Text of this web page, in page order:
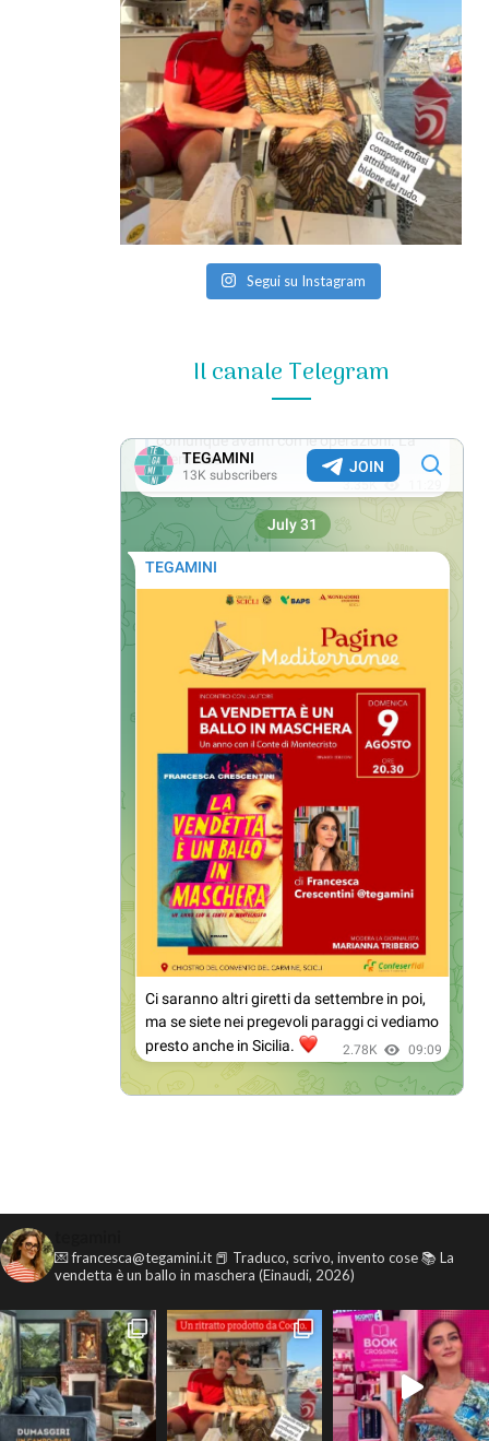
Segui su Instagram
Il canale Telegram
💌 francesca@tegamini.it 📕 Traduco, scrivo, invento cose📚 La
vendetta è un ballo in maschera (Einaudi, 2026)